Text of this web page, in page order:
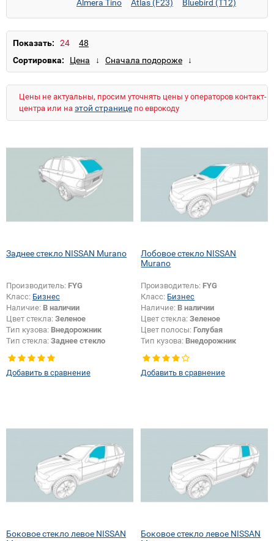
Almera Tino
Atlas (F23)
Bluebird (T12)
Laurel
Prairie
Primastar Primera
Sunny (B12)
Sunny (B13)
Sunny (N14)
Sunny (Y10) Teana
Terrano
Показать:
Сортировка:
Цены не актуальны, просим уточнять цены у операторов контакт-
центра или на этой странице по еврокоду
Заднее стекло NISSAN Murano
Производитель: FYG
Класс: Бизнес
Наличие: В наличии
Цвет стекла: Зеленое
Тип кузова: Внедорожник
Тип стекла: Заднее стекло
Добавить в сравнение
Лобовое стекло NISSAN
Murano
Производитель: FYG
Класс: Бизнес
Наличие: В наличии
Цвет стекла:Зеленое
Цвет полосы: Голубая
Тип кузова: Внедорожник
Добавить в сравнение
Боковое стекло левое NISSAN
Боковое стекло левое NISSAN